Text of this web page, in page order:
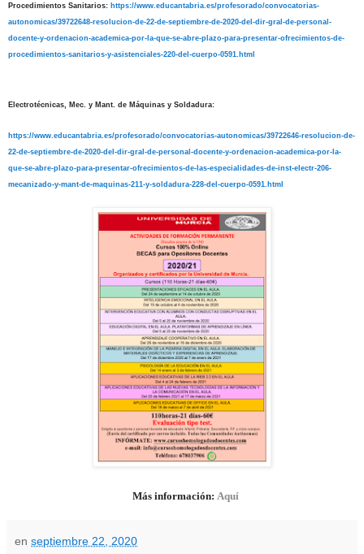
Procedimientos Sanitarios: https://www.educantabria.es/profesorado/convocatorias-
autonomicas/39722648-resolucion-de-22-de-septiembre-de-2020-del-dir-gral-de-personal-
docente-y-ordenacion-academica-por-la-que-se-abre-plazo-para-presentar-ofrecimientos-de-
procedimientos-sanitarios-y-asistenciales-220-del-cuerpo-0591.html
Electrotécnicas, Mec. y Mant. de Máquinas y Soldadura:
https://www.educantabria.es/profesorado/convocatorias-autonomicas/39722646-resolucion-de-
22-de-septiembre-de-2020-del-dir-gral-de-personal-docente-y-ordenacion-academica-por-la-
que-se-abre-plazo-para-presentar-ofrecimientos-de-las-especialidades-de-inst-electr-206-
mecanizado-y-mant-de-maquinas-211-y-soldadura-228-del-cuerpo-0591.html
Más información: Aquí
en septiembre 22, 2020